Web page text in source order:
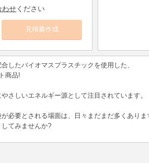
わせください
したバイオマスプラスチックを使用した、
商品!
さしいエネルギー源として注目されています。
必要とされる場面は、日々まだまだ多くあり
てみませんか?